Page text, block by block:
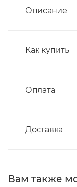
Описание
Как купить
Оплата
Доставка
Вам также